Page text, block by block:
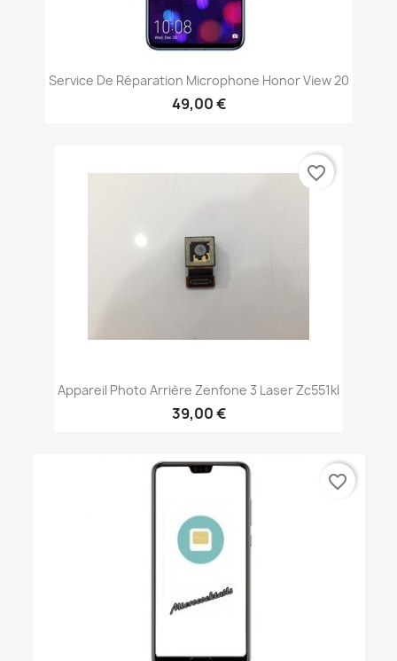
Service De Réparation Microphone Honor View 20
49,00 €
Appareil Photo Arrière Zenfone 3 Laser Zc551kl
39,00 €
favorite_border
favorite_border